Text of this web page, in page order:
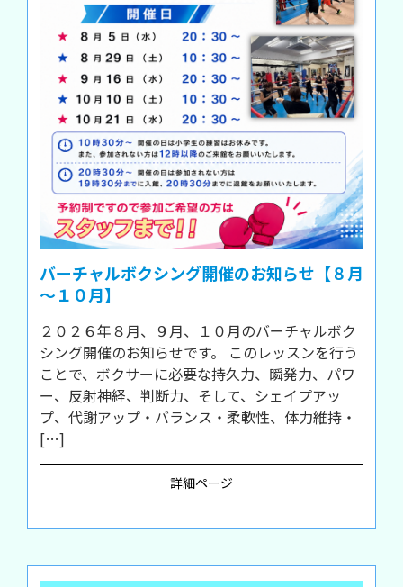
バーチャルボクシング開催のお知らせ【８月
～１０月】
２０２６年８月、９月、１０月のバーチャルボク
シング開催のお知らせです。 このレッスンを行う
ことで、ボクサーに必要な持久力、瞬発力、パワ
ー、反射神経、判断力、そして、シェイプアッ
プ、代謝アップ・バランス・柔軟性、体力維持・
[…]
詳細ページ